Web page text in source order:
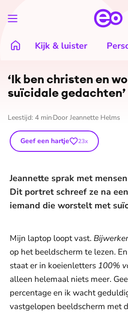
Kijk & luister
‘Ik ben christen en
suïcidale gedachten’
Leestijd: 4 min Door Jeannette Helms
Geef een hartje 23x
Jeannette sprak met
Dit portret schreef ze na
iemand die worstelt met
Mijn laptop loopt vast.
op het beeldscherm te lezen.
staat er in koeienletters 100%
alleen helemaal niets meer.
percentage en ik wacht
vastgelopen beeldscherm met